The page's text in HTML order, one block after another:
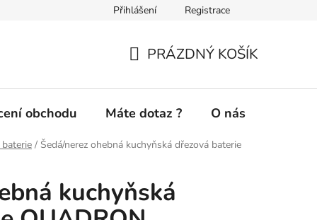
Doprava a platba Jak nakupovat
Přihlášení Registrace
KOŠÍK
PRÁZDNÝ KOŠÍK
obchodu Máte dotaz ? O nás
/ Šedá/nerez ohebná kuchyňská dřezová baterie
kuchyňská